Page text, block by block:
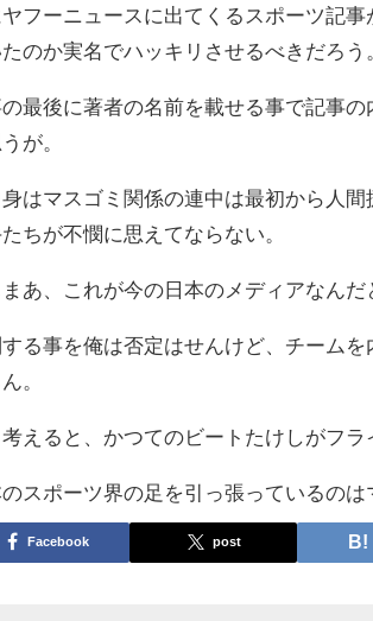
フーニュースに出てくるスポーツ記
のか実名でハッキリさせるべきだろう
最後に著者の名前を載せる事で記事
が。
はマスゴミ関係の連中は最初から人
ちが不憫に思えてならない。
あ、これが今の日本のメディアなんだ
る事を俺は否定はせんけど、チーム
。
えると、かつてのビートたけしがフ
のスポーツ界の足を引っ張っているのは
Facebook post